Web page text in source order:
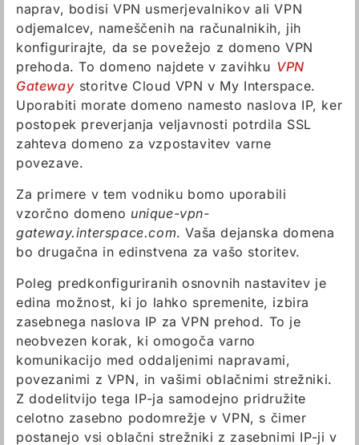
naprav, bodisi VPN usmerjevalnikov ali VPN
odjemalcev, nameščenih na računalnikih, jih
konfigurirajte, da se povežejo z domeno VPN
prehoda. To domeno najdete v zavihku VPN
Gateway storitve Cloud VPN v My Interspace.
Uporabiti morate domeno namesto naslova IP, ker
postopek preverjanja veljavnosti potrdila SSL
zahteva domeno za vzpostavitev varne
povezave.
Za primere v tem vodniku bomo uporabili
vzorčno domeno unique-vpn-
gateway.interspace.com. Vaša dejanska domena
bo drugačna in edinstvena za vašo storitev.
Poleg predkonfiguriranih osnovnih nastavitev je
edina možnost, ki jo lahko spremenite, izbira
zasebnega naslova IP za VPN prehod. To je
neobvezen korak, ki omogoča varno
komunikacijo med oddaljenimi napravami,
povezanimi z VPN, in vašimi oblačnimi strežniki.
Z dodelitvijo tega IP-ja samodejno pridružite
celotno zasebno podomrežje v VPN, s čimer
postanejo vsi oblačni strežniki z zasebnimi IP-ji v